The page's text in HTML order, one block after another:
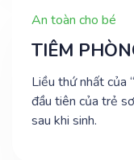
An toàn cho bé
TIÊM
Liều thứ nhất của
đầu tiên của trẻ
sau khi sinh.